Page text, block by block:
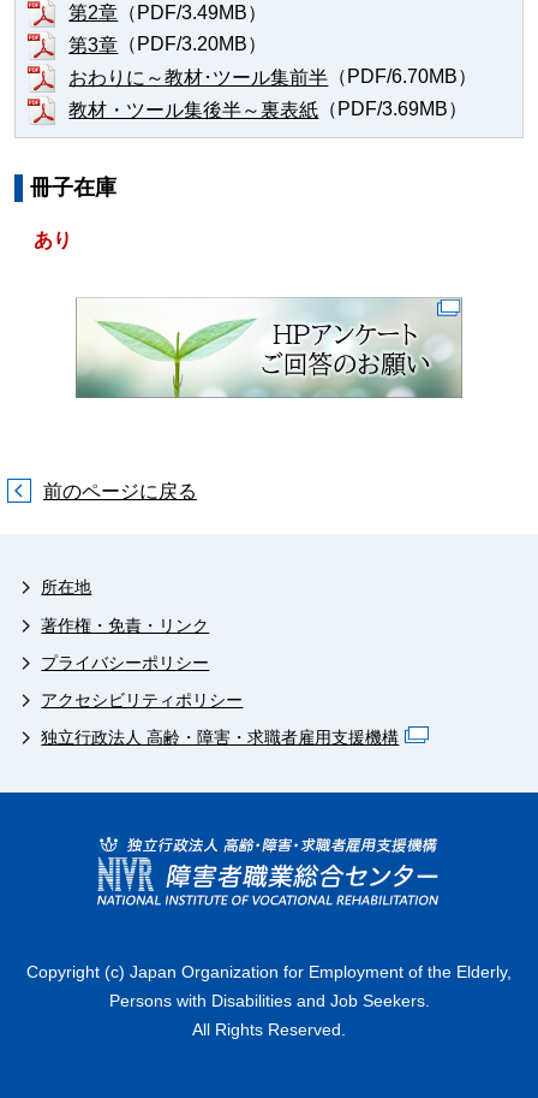
第2章 （PDF/3.49MB）
第3章 （PDF/3.20MB）
おわりに～教材･ツール集前半 （PDF/6.70MB）
教材・ツール集後半～裏表紙 （PDF/3.69MB）
冊子在庫
あり
前のページに戻る
所在地
著作権・免責・リンク
プライバシーポリシー
アクセシビリティポリシー
独立行政法人 高齢・障害・求職者雇用支援機構
Copyright (c) Japan Organization for Employment of the Elderly,
Persons with Disabilities and Job Seekers.
All Rights Reserved.